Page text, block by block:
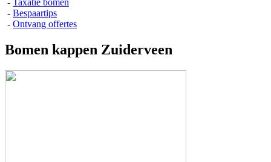
- Taxatie bomen
- Bespaartips
- Ontvang offertes
Bomen kappen Zuiderveen